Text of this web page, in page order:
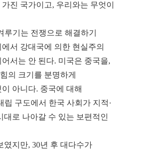
진 국가이고, 우리와는 무엇이
기는 전쟁으로 해결하기
서 강대국에 의한 현실주의
서는 안 된다. 미국은 중국을,
의 크기를 분명하게
아니다. 중국에 대해
구도에서 한국 사회가 지적·
로 나아갈 수 있는 보편적인
지만, 30년 후 대다수가